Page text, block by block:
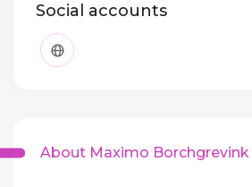
Social accounts
About Maximo Borchgrevink